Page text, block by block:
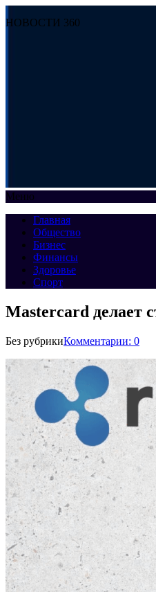
НОВОСТИ 360
Меню
Главная
Общество
Бизнес
Финансы
Здоровье
Спорт
Mastercard делает
Без рубрикиКомментарии: 0